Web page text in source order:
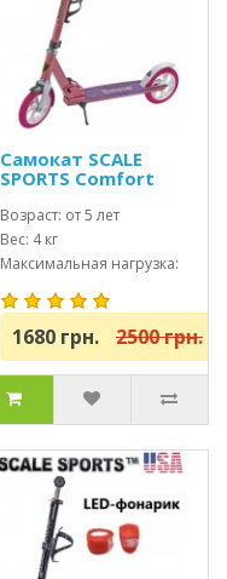
Самокат SCALE
SPORTS Comfort
USA
Возраст: от 5 лет
Вес: 4 кг
Максимальная нагрузка:
до 100 кг
1680 грн. 2500 грн.